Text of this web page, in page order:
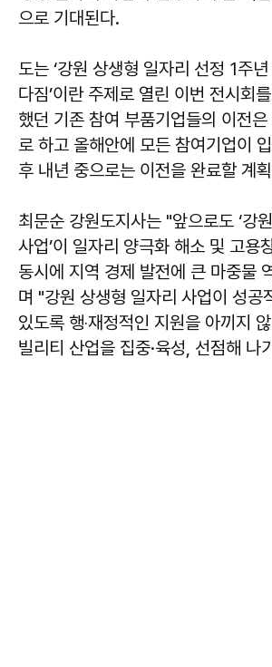
으로 기대된다.
도는 ‘강원 상생형 일자리 선정 1주
다짐’이란 주제로 열린 이번 전시회
했던 기존 참여 부품기업들의 이전은
로 하고 올해안에 모든 참여기업이
후 내년 중으로는 이전을 완료할 계
최문순 강원도지사는 "앞으로도 ‘강
사업’이 일자리 양극화 해소 및 고용
동시에 지역 경제 발전에 큰 마중물
며 "강원 상생형 일자리 사업이 성공
있도록 행‧재정적인 지원을 아끼지
빌리티 산업을 집중·육성, 선점해 나